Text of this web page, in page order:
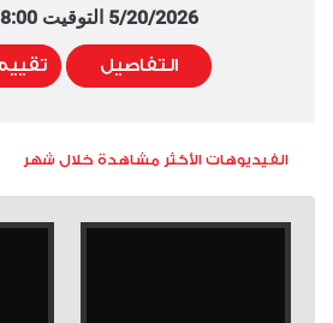
5/20/2026 التوقيت 8:00 PM
التفاصيل تقييم
الفيديوهات الأكثر مشاهدة خلال شهر